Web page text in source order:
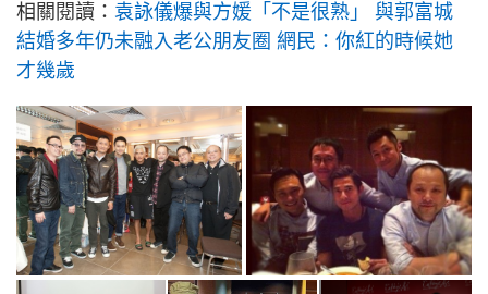
相關閱讀： 袁詠儀爆與方媛「不是很熟」 與郭富城
結婚多年仍未融入老公朋友圈 網民：你紅的時候她
才幾歲